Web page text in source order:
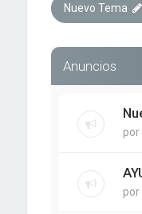
Nuevo Tema
Anuncios
por
por